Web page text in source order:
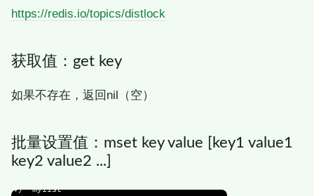
https://redis.io/topics/distlock
获取值：get key
如果不存在，返回nil（空）
批量设置值：mset key value [key1 value1
key2 value2 ...]